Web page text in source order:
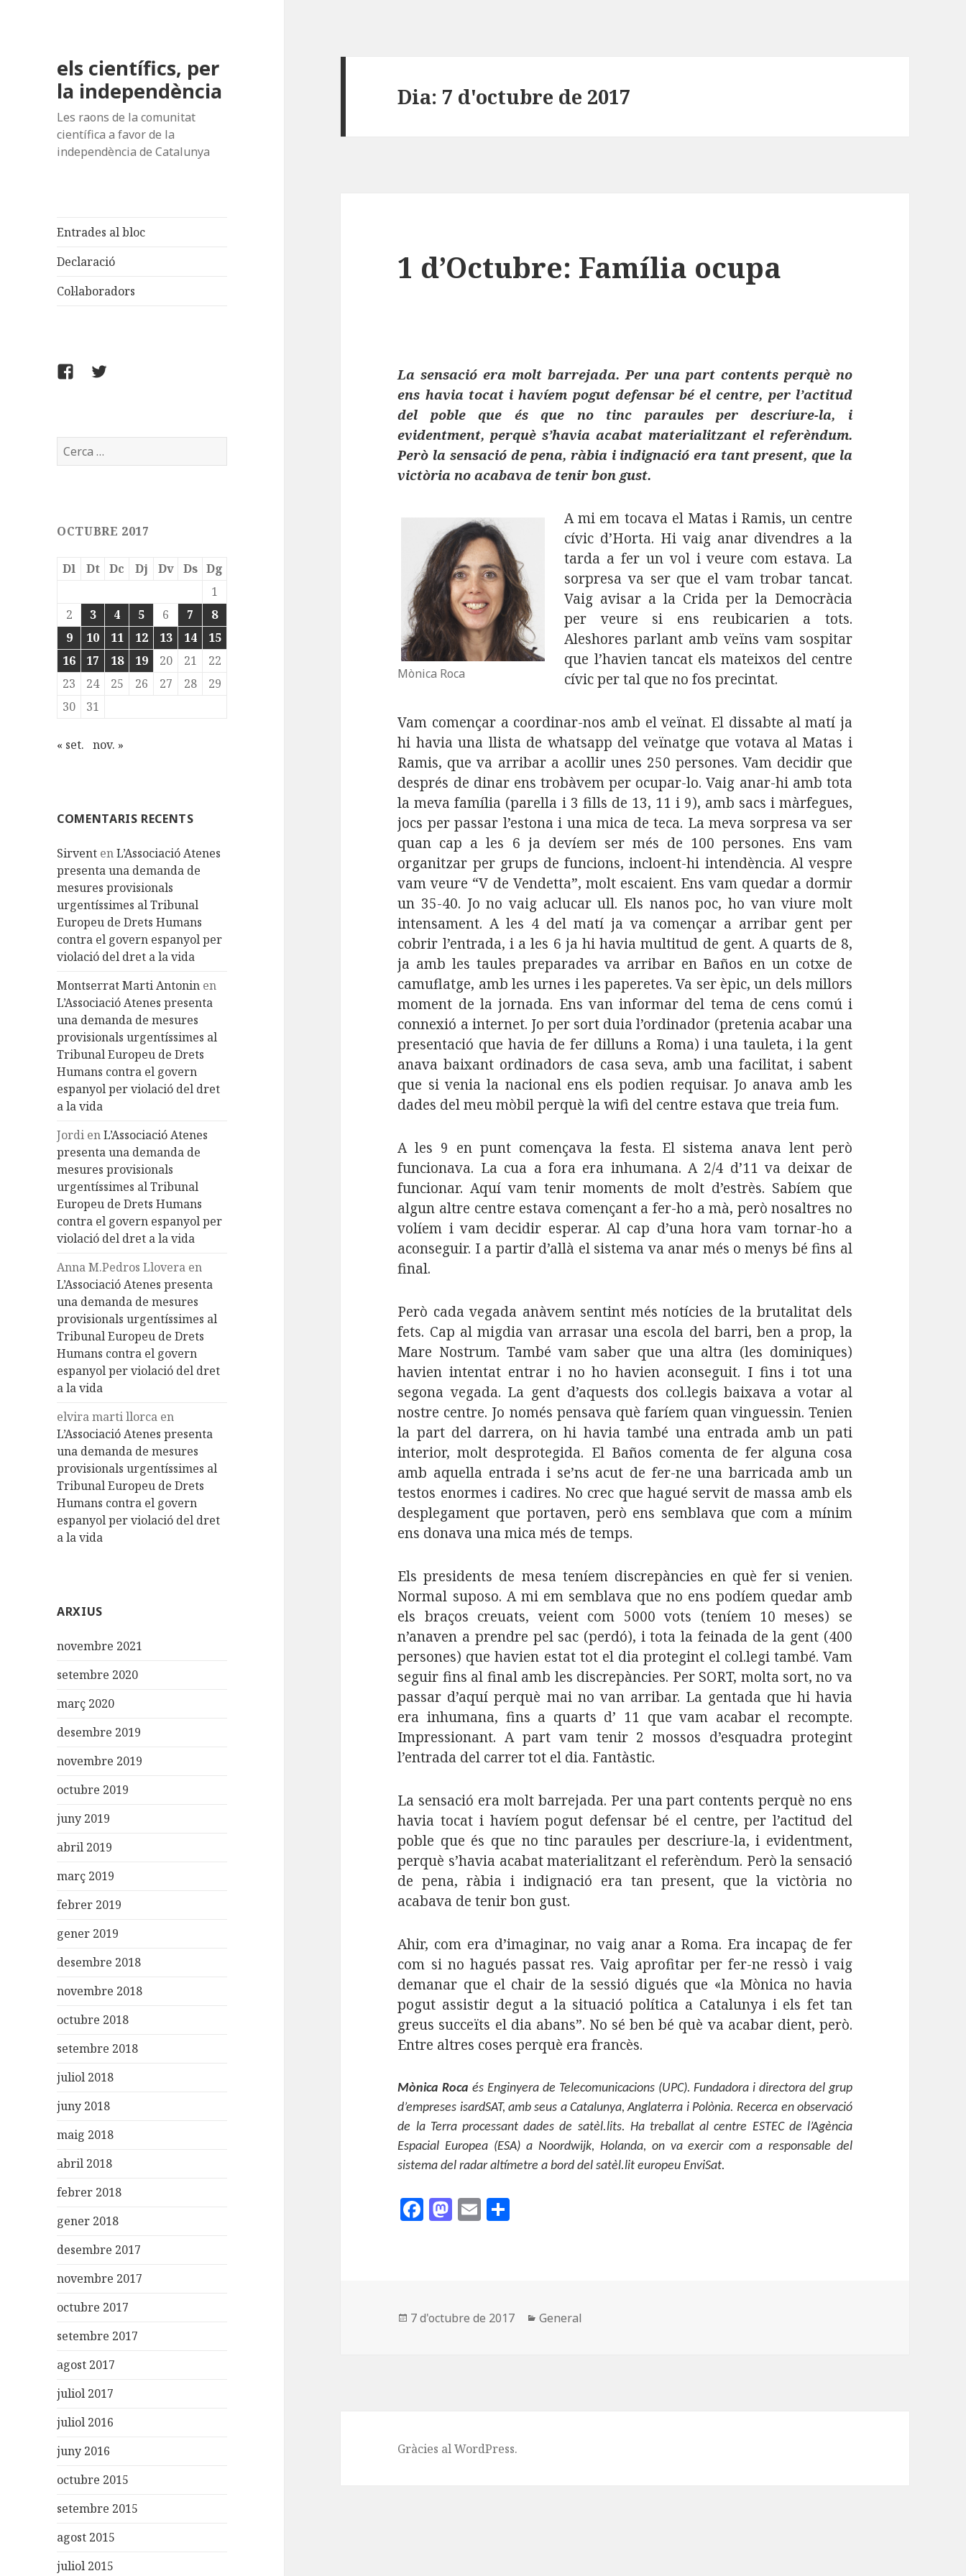
els científics, per
la independència
Les raons de la comunitat
científica a favor de la
independència de Catalunya
Entrades al bloc
Declaració
Col·laboradors
FACEBOOK
TWITTER
Cerca:
OCTUBRE 2017
Dl Dt Dc Dj Dv Ds Dg
1
2
3 4 5 6 7
8
9
10 11 12 13 14
15
16
17 18 19 20 21
22
23
24 25 26 27 28
29
30
31
« set. nov. »
COMENTARIS RECENTS
Sirvent enL’Associació Atenes
presenta una demanda de
mesures provisionals
urgentíssimes al Tribunal
Europeu de Drets Humans
contra el govern espanyol per
violació del dret a la vida
Montserrat Marti Antonin en
L’Associació Atenes presenta
una demanda de mesures
provisionals urgentíssimes al
Tribunal Europeu de Drets
Humans contra el govern
espanyol per violació del dret
a la vida
Jordi enL’Associació Atenes
presenta una demanda de
mesures provisionals
urgentíssimes al Tribunal
Europeu de Drets Humans
contra el govern espanyol per
violació del dret a la vida
Anna M.Pedros Llovera en
L’Associació Atenes presenta
una demanda de mesures
provisionals urgentíssimes al
Tribunal Europeu de Drets
Humans contra el govern
espanyol per violació del dret
a la vida
elvira marti llorca en
L’Associació Atenes presenta
una demanda de mesures
provisionals urgentíssimes al
Tribunal Europeu de Drets
Humans contra el govern
espanyol per violació del dret
a la vida
ARXIUS
novembre 2021
setembre 2020
març 2020
desembre 2019
novembre 2019
octubre 2019
juny 2019
abril 2019
març 2019
febrer 2019
gener 2019
desembre 2018
novembre 2018
octubre 2018
setembre 2018
juliol 2018
juny 2018
maig 2018
abril 2018
febrer 2018
gener 2018
desembre 2017
novembre 2017
octubre 2017
setembre 2017
agost 2017
juliol 2017
juliol 2016
juny 2016
octubre 2015
setembre 2015
agost 2015
juliol 2015
Dia: 7 d'octubre de 2017
1 d’Octubre: Família ocupa
La sensació era molt barrejada. Per una part contents perquè no
ens havia tocat i havíem pogut defensar bé el centre, per l’actitud
del poble que és que no tinc paraules per descriure-la, i
evidentment, perquè s’havia acabat materialitzant el referèndum.
Però la sensació de pena, ràbia i indignació era tant present, que la
victòria no acabava de tenir bon gust.
Mònica Roca
A mi em tocava el Matas i Ramis, un centre
cívic d’Horta. Hi vaig anar divendres a la
tarda a fer un vol i veure com estava. La
sorpresa va ser que el vam trobar tancat.
Vaig avisar a la Crida per la Democràcia
per veure si ens reubicarien a tots.
Aleshores parlant amb veïns vam sospitar
que l’havien tancat els mateixos del centre
cívic per tal que no fos precintat.
Vam començar a coordinar-nos amb el veïnat. El dissabte al matí ja
hi havia una llista de whatsapp del veïnatge que votava al Matas i
Ramis, que va arribar a acollir unes 250 persones. Vam decidir que
després de dinar ens trobàvem per ocupar-lo. Vaig anar-hi amb tota
la meva família (parella i 3 fills de 13, 11 i 9), amb sacs i màrfegues,
jocs per passar l’estona i una mica de teca. La meva sorpresa va ser
quan cap a les 6 ja devíem ser més de 100 persones. Ens vam
organitzar per grups de funcions, incloent-hi intendència. Al vespre
vam veure “V de Vendetta”, molt escaient. Ens vam quedar a dormir
un 35-40. Jo no vaig aclucar ull. Els nanos poc, ho van viure molt
intensament. A les 4 del matí ja va començar a arribar gent per
cobrir l’entrada, i a les 6 ja hi havia multitud de gent. A quarts de 8,
ja amb les taules preparades va arribar en Baños en un cotxe de
camuflatge, amb les urnes i les paperetes. Va ser èpic, un dels millors
moment de la jornada. Ens van informar del tema de cens comú i
connexió a internet. Jo per sort duia l’ordinador (pretenia acabar una
presentació que havia de fer dilluns a Roma) i una tauleta, i la gent
anava baixant ordinadors de casa seva, amb una facilitat, i sabent
que si venia la nacional ens els podien requisar. Jo anava amb les
dades del meu mòbil perquè la wifi del centre estava que treia fum.
A les 9 en punt començava la festa. El sistema anava lent però
funcionava. La cua a fora era inhumana. A 2/4 d’11 va deixar de
funcionar. Aquí vam tenir moments de molt d’estrès. Sabíem que
algun altre centre estava començant a fer-ho a mà, però nosaltres no
volíem i vam decidir esperar. Al cap d’una hora vam tornar-ho a
aconseguir. I a partir d’allà el sistema va anar més o menys bé fins al
final.
Però cada vegada anàvem sentint més notícies de la brutalitat dels
fets. Cap al migdia van arrasar una escola del barri, ben a prop, la
Mare Nostrum. També vam saber que una altra (les dominiques)
havien intentat entrar i no ho havien aconseguit. I fins i tot una
segona vegada. La gent d’aquests dos col.legis baixava a votar al
nostre centre. Jo només pensava què faríem quan vinguessin. Tenien
la part del darrera, on hi havia també una entrada amb un pati
interior, molt desprotegida. El Baños comenta de fer alguna cosa
amb aquella entrada i se’ns acut de fer-ne una barricada amb un
testos enormes i cadires. No crec que hagué servit de massa amb els
desplegament que portaven, però ens semblava que com a mínim
ens donava una mica més de temps.
Els presidents de mesa teníem discrepàncies en què fer si venien.
Normal suposo. A mi em semblava que no ens podíem quedar amb
els braços creuats, veient com 5000 vots (teníem 10 meses) se
n’anaven a prendre pel sac (perdó), i tota la feinada de la gent (400
persones) que havien estat tot el dia protegint el col.legi també. Vam
seguir fins al final amb les discrepàncies. Per SORT, molta sort, no va
passar d’aquí perquè mai no van arribar. La gentada que hi havia
era inhumana, fins a quarts d’ 11 que vam acabar el recompte.
Impressionant. A part vam tenir 2 mossos d’esquadra protegint
l’entrada del carrer tot el dia. Fantàstic.
La sensació era molt barrejada. Per una part contents perquè no ens
havia tocat i havíem pogut defensar bé el centre, per l’actitud del
poble que és que no tinc paraules per descriure-la, i evidentment,
perquè s’havia acabat materialitzant el referèndum. Però la sensació
de pena, ràbia i indignació era tan present, que la victòria no
acabava de tenir bon gust.
Ahir, com era d’imaginar, no vaig anar a Roma. Era incapaç de fer
com si no hagués passat res. Vaig aprofitar per fer-ne ressò i vaig
demanar que el chair de la sessió digués que «la Mònica no havia
pogut assistir degut a la situació política a Catalunya i els fet tan
greus succeïts el dia abans”. No sé ben bé què va acabar dient, però.
Entre altres coses perquè era francès.
Mònica Rocaés Enginyera de Telecomunicacions (UPC). Fundadora i directora del grup
d’empreses isardSAT, amb seus a Catalunya, Anglaterra i Polònia. Recerca en observació
de la Terra processant dades de satèl.lits. Ha treballat al centre ESTEC de l’Agència
Espacial Europea (ESA) a Noordwijk, Holanda, on va exercir com a responsable del
sistema del radar altímetre a bord del satèl.lit europeu EnviSat.
F
o
M
n
E
rt
Publicat
7 d'octubre de 2017 Categories
General
Gràcies al WordPress.